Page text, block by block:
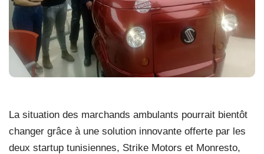
La situation des marchands ambulants pourrait bientôt
changer grâce à une solution innovante offerte par les
deux startup tunisiennes, Strike Motors et Monresto,